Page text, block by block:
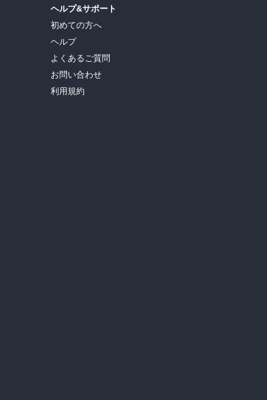
ヘルプ&サポート
初めての方へ
ヘルプ
よくあるご質問
お問い合わせ
利用規約